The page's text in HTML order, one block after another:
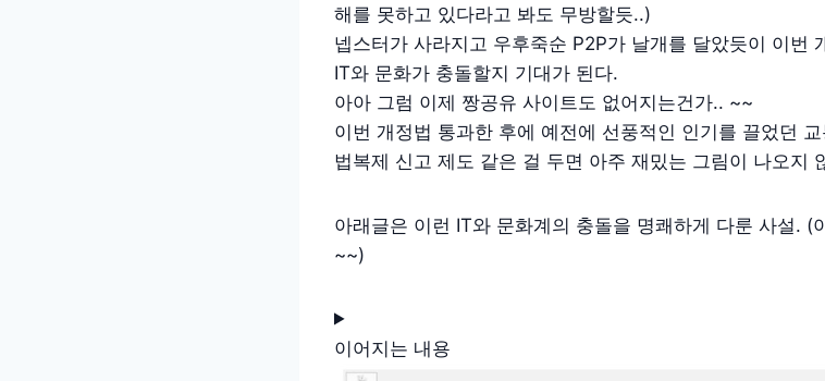
해를 못하고 있다라고 봐도 무방할듯..)
넵스터가 사라지고 우후죽순 P2P가 날개를 달았듯이 이번
IT와 문화가 충돌할지 기대가 된다.
아아 그럼 이제 짱공유 사이트도 없어지는건가.. ~~
이번 개정법 통과한 후에 예전에 선풍적인 인기를 끌었던
법복제 신고 제도 같은 걸 두면 아주 재밌는 그림이 나오지
아래글은 이런 IT와 문화계의 충돌을 명쾌하게 다룬 사설. (
~~)
이어지는 내용